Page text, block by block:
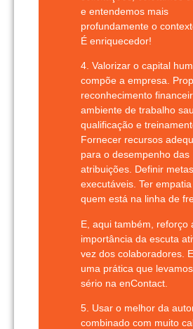
e entendemos mais
profundamente o
É enriquecedor!
4. Valorizar o capital
compõe a empresa.
reconhecimento
ambiente de trabalho
qualificação e
Fornecer recursos
para o desempenho das
atribuições. Definir
executáveis. Ter
quem está na linha de
E, aqui também, reforço
importância da escuta
vez dos colaboradores.
uma prática que
sério na enContact.
5. Usar o melhor da
combinado com muito